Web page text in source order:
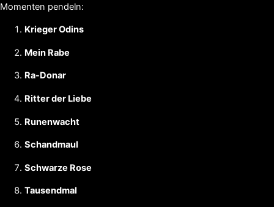
Momenten pendeln:
Krieger Odins
Mein Rabe
Ra-Donar
Ritter der Liebe
Runenwacht
Schandmaul
Schwarze Rose
Tausendmal